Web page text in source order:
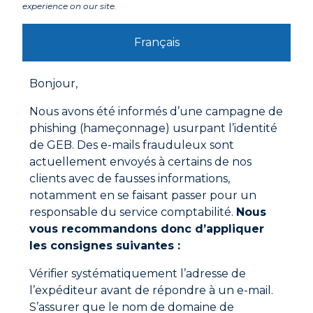
disponible. Si vous disposez d’une petite salle de bain,
peut s’avérer également très pratique pour les
disposez de la place nécessaire et que vous avez un
enfant en bas âge, il sera agréable de pouvoir lui faire
profiter d’un bain.
Avec ces conseils, vous avez toutes les clés en main
pour réussir la rénovation de votre salle de bain et
créer un espace à la fois fonctionnel et esthétique.
N’hésitez pas à faire appel à des plombiers
professionnels pour vous guider dans vos choix et
réaliser des travaux de qualité.
GEB vous accompagne dans les
travaux de la rénovation de votre
experience on our site.
Français
Bonjour,
Nous avons été informés d’une campagne de
phishing (hameçonnage) usurpant l’identité
de GEB. Des e-mails frauduleux sont
actuellement envoyés à certains de nos
clients avec de fausses informations,
notamment en se faisant passer pour un
responsable du service comptabilité. Nous
vous recommandons donc d’appliquer
les consignes suivantes :
Vérifier systématiquement l’adresse de
l’expéditeur avant de répondre à un e-mail.
S’assurer que le nom de domaine de